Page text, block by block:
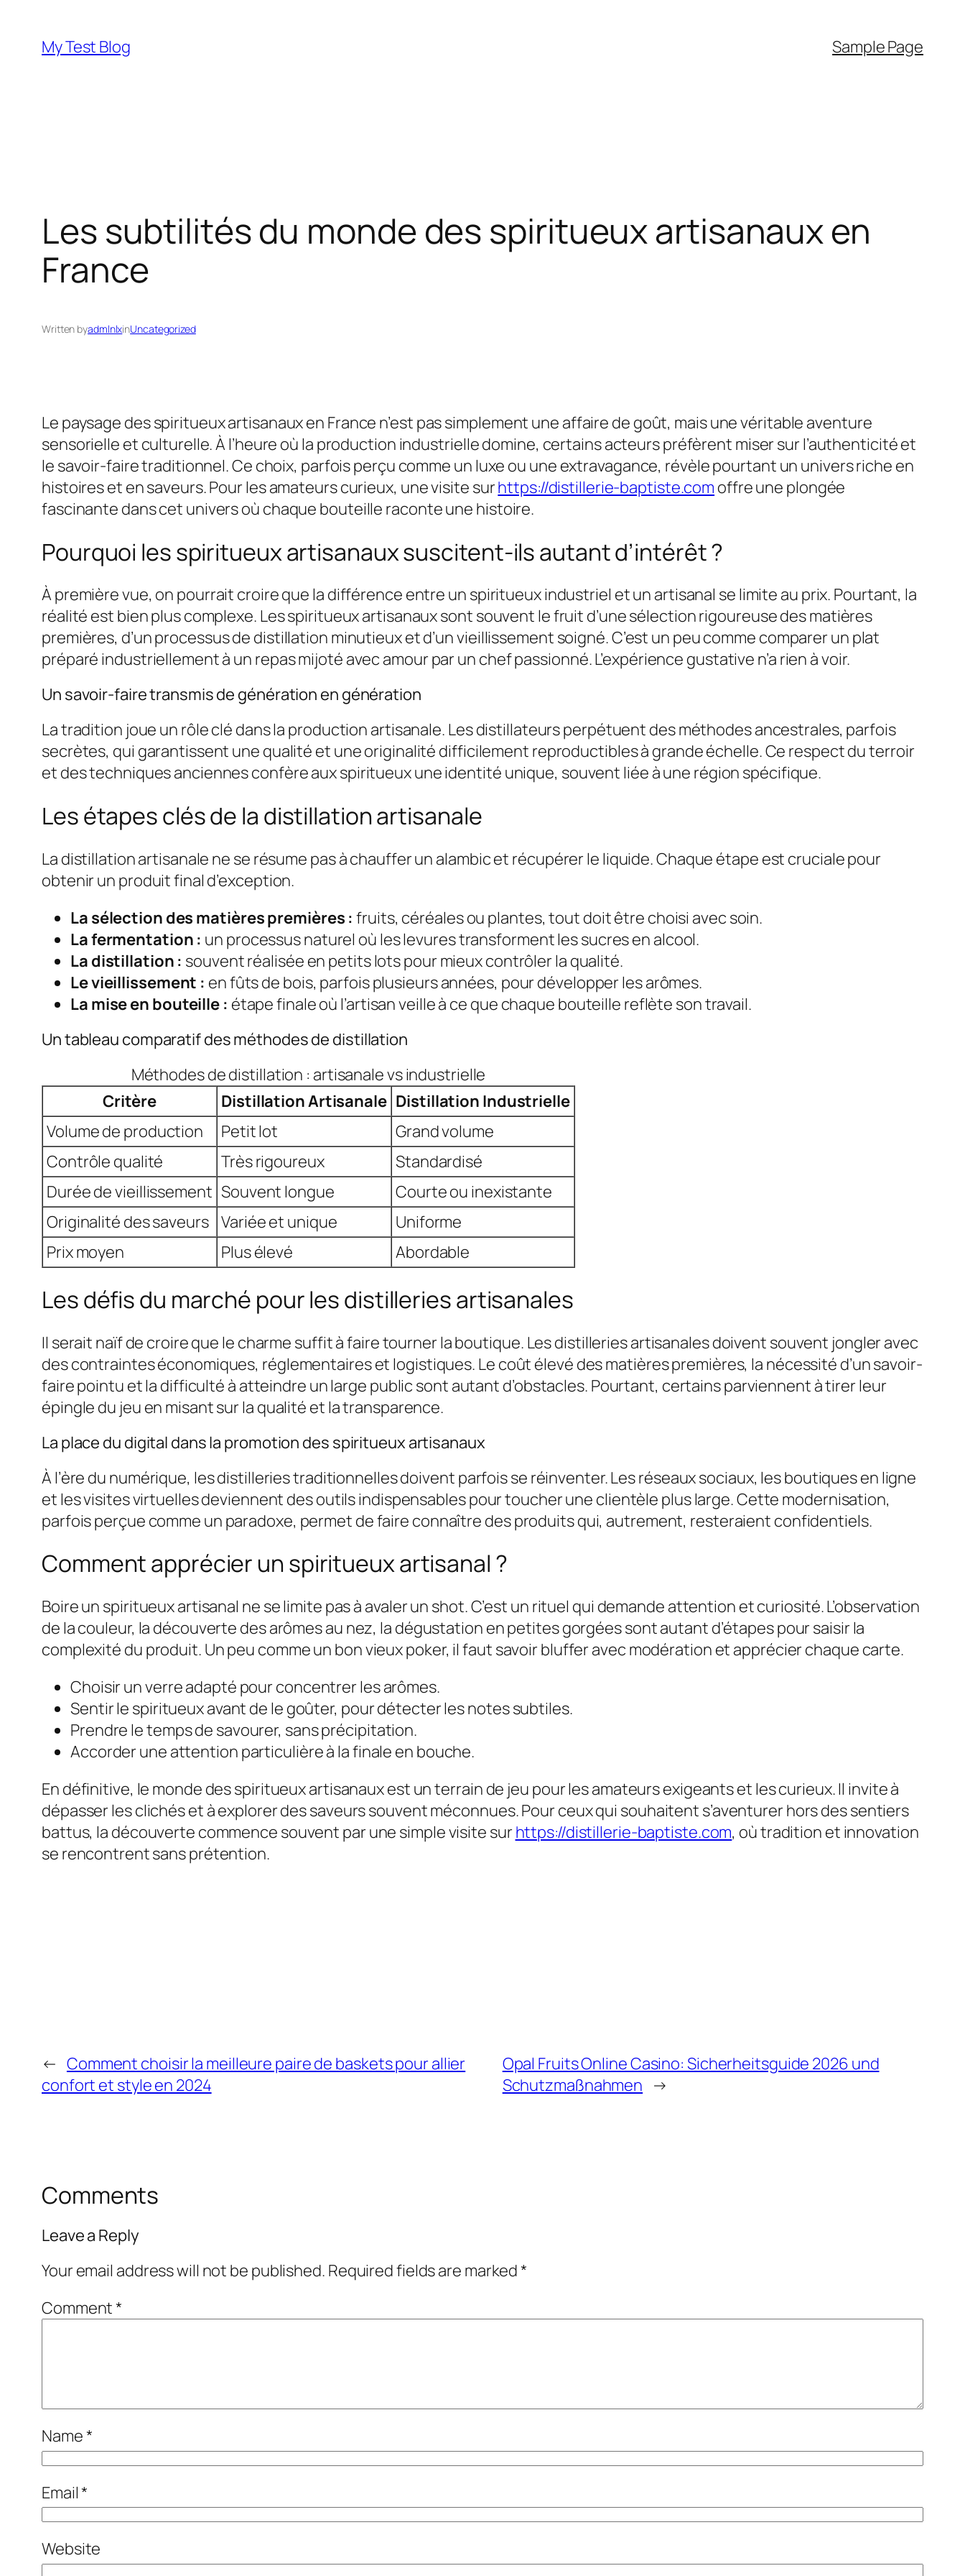
content
My Test Blog Sample Page
Les subtilités du monde des spiritueux artisanaux en
France
Written byadmlnlxinUncategorized
Le paysage des spiritueux artisanaux en France n’est pas simplement une affaire de goût, mais une véritable aventure
sensorielle et culturelle. À l’heure où la production industrielle domine, certains acteurs préfèrent miser sur l’authenticité et
le savoir-faire traditionnel. Ce choix, parfois perçu comme un luxe ou une extravagance, révèle pourtant un univers riche en
histoires et en saveurs. Pour les amateurs curieux, une visite surhttps://distillerie-baptiste.com offre une plongée
fascinante dans cet univers où chaque bouteille raconte une histoire.
Pourquoi les spiritueux artisanaux suscitent-ils autant d’intérêt ?
À première vue, on pourrait croire que la différence entre un spiritueux industriel et un artisanal se limite au prix. Pourtant, la
réalité est bien plus complexe. Les spiritueux artisanaux sont souvent le fruit d’une sélection rigoureuse des matières
premières, d’un processus de distillation minutieux et d’un vieillissement soigné. C’est un peu comme comparer un plat
préparé industriellement à un repas mijoté avec amour par un chef passionné. L’expérience gustative n’a rien à voir.
Un savoir-faire transmis de génération en génération
La tradition joue un rôle clé dans la production artisanale. Les distillateurs perpétuent des méthodes ancestrales, parfois
secrètes, qui garantissent une qualité et une originalité difficilement reproductibles à grande échelle. Ce respect du terroir
et des techniques anciennes confère aux spiritueux une identité unique, souvent liée à une région spécifique.
Les étapes clés de la distillation artisanale
La distillation artisanale ne se résume pas à chauffer un alambic et récupérer le liquide. Chaque étape est cruciale pour
obtenir un produit final d’exception.
La sélection des matières premières : fruits, céréales ou plantes, tout doit être choisi avec soin.
La fermentation : un processus naturel où les levures transforment les sucres en alcool.
La distillation : souvent réalisée en petits lots pour mieux contrôler la qualité.
Le vieillissement : en fûts de bois, parfois plusieurs années, pour développer les arômes.
La mise en bouteille : étape finale où l’artisan veille à ce que chaque bouteille reflète son travail.
Un tableau comparatif des méthodes de distillation
Méthodes de distillation : artisanale vs industrielle
Critère
Distillation Artisanale Distillation Industrielle
Volume de production
Petit lot
Grand volume
Contrôle qualité
Très rigoureux
Standardisé
Durée de vieillissement Souvent longue
Courte ou inexistante
Originalité des saveurs Variée et unique
Uniforme
Prix moyen
Plus élevé Abordable
Les défis du marché pour les distilleries artisanales
Il serait naïf de croire que le charme suffit à faire tourner la boutique. Les distilleries artisanales doivent souvent jongler avec
des contraintes économiques, réglementaires et logistiques. Le coût élevé des matières premières, la nécessité d’un savoir-
faire pointu et la difficulté à atteindre un large public sont autant d’obstacles. Pourtant, certains parviennent à tirer leur
épingle du jeu en misant sur la qualité et la transparence.
La place du digital dans la promotion des spiritueux artisanaux
À l’ère du numérique, les distilleries traditionnelles doivent parfois se réinventer. Les réseaux sociaux, les boutiques en ligne
et les visites virtuelles deviennent des outils indispensables pour toucher une clientèle plus large. Cette modernisation,
parfois perçue comme un paradoxe, permet de faire connaître des produits qui, autrement, resteraient confidentiels.
Comment apprécier un spiritueux artisanal ?
Boire un spiritueux artisanal ne se limite pas à avaler un shot. C’est un rituel qui demande attention et curiosité. L’observation
de la couleur, la découverte des arômes au nez, la dégustation en petites gorgées sont autant d’étapes pour saisir la
complexité du produit. Un peu comme un bon vieux poker, il faut savoir bluffer avec modération et apprécier chaque carte.
Choisir un verre adapté pour concentrer les arômes.
Sentir le spiritueux avant de le goûter, pour détecter les notes subtiles.
Prendre le temps de savourer, sans précipitation.
Accorder une attention particulière à la finale en bouche.
En définitive, le monde des spiritueux artisanaux est un terrain de jeu pour les amateurs exigeants et les curieux. Il invite à
dépasser les clichés et à explorer des saveurs souvent méconnues. Pour ceux qui souhaitent s’aventurer hors des sentiers
battus, la découverte commence souvent par une simple visite sur https://distillerie-baptiste.com, où tradition et innovation
se rencontrent sans prétention.
← Comment choisir la meilleure paire de baskets pour allier
confort et style en 2024
Opal Fruits Online Casino: Sicherheitsguide 2026 und
Schutzmaßnahmen →
Comments
Leave a Reply
Your email address will not be published. Required fields are marked*
Comment*
Name*
Email*
Website